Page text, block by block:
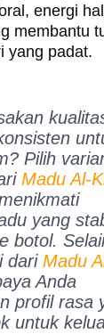
energi
membantu
yang padat.
Pilih
Madu Al-
yang
botol.
dariMadu
Anda
profil rasa
untuk